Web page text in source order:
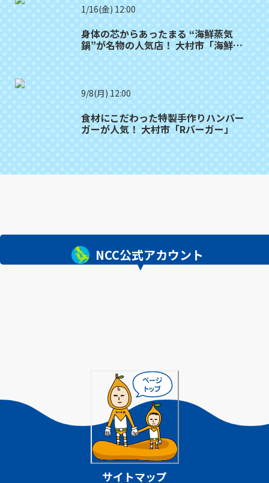
1/16(金) 12:00
身体の芯からあったまる “海鮮蒸気
鍋”が名物の人気店！ 大村市「海鮮蒸
9/8(月) 12:00
食材にこだわった特製手作りハンバー
ガーが人気！ 大村市「Rバーガー」
NCC公式アカウント
サイトマップ